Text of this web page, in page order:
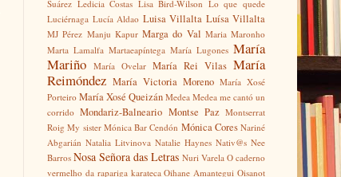
Suárez Ledicia Costas Lisa Bird-Wilson Lo que quede
Luciérnaga Lucía Aldao Luisa Villalta Luísa Villalta
MJ Pérez Manju Kapur Marga do Val Maria Maronho
Marta Lamalfa Martaeapíntega María Lugones María
Mariño María Ovelar María Rei Vilas María
Reimóndez María Victoria Moreno María Xosé
Porteiro María Xosé Queizán Medea Medea me cantó un
corrido Mondariz-Balneario Montse Paz Montserrat
Roig My sister Mónica Bar Cendón Mónica Cores Nariné
Abgarián Natalia Litvinova Natalie Haynes Nativ@s Nee
Barros Nosa Señora das Letras Nuri Varela O caderno
vermelho da rapariga karateca Oihane Amantegui Oisanot